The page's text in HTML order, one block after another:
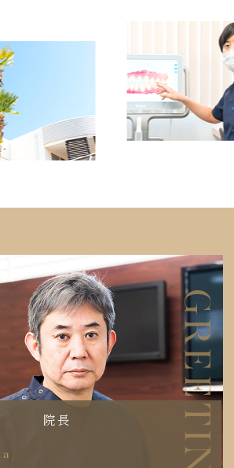
院長